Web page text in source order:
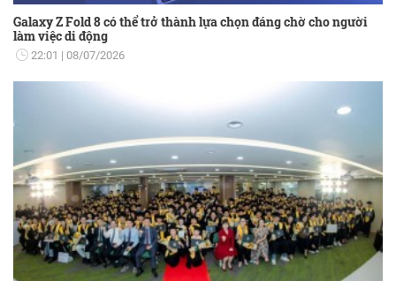
Galaxy Z Fold 8 có thể trở thành lựa chọn đáng chờ cho người
làm việc di động
22:01 08/07/2026